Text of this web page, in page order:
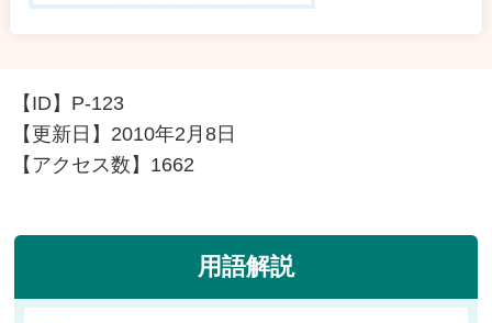
【ID】 P-123
【更新日】 2010年2月8日
【アクセス数】 1662
用語解説